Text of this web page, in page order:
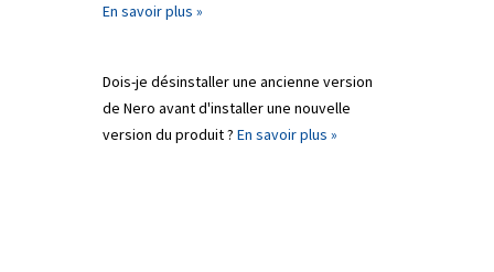
En savoir plus »
Dois-je désinstaller une ancienne version
de Nero avant d'installer une nouvelle
version du produit ? En savoir plus »